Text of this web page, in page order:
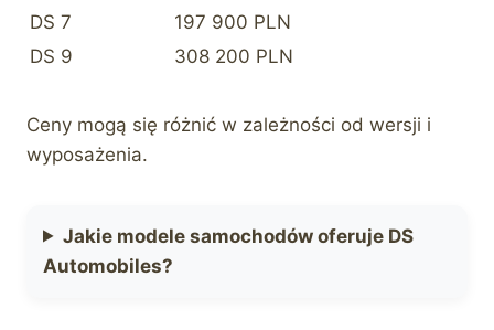
DS 7
197 900 PLN
DS 9
308 200 PLN
Ceny mogą się różnić w zależności od wersji i
wyposażenia.
Jakie modele samochodów oferuje DS
Automobiles?